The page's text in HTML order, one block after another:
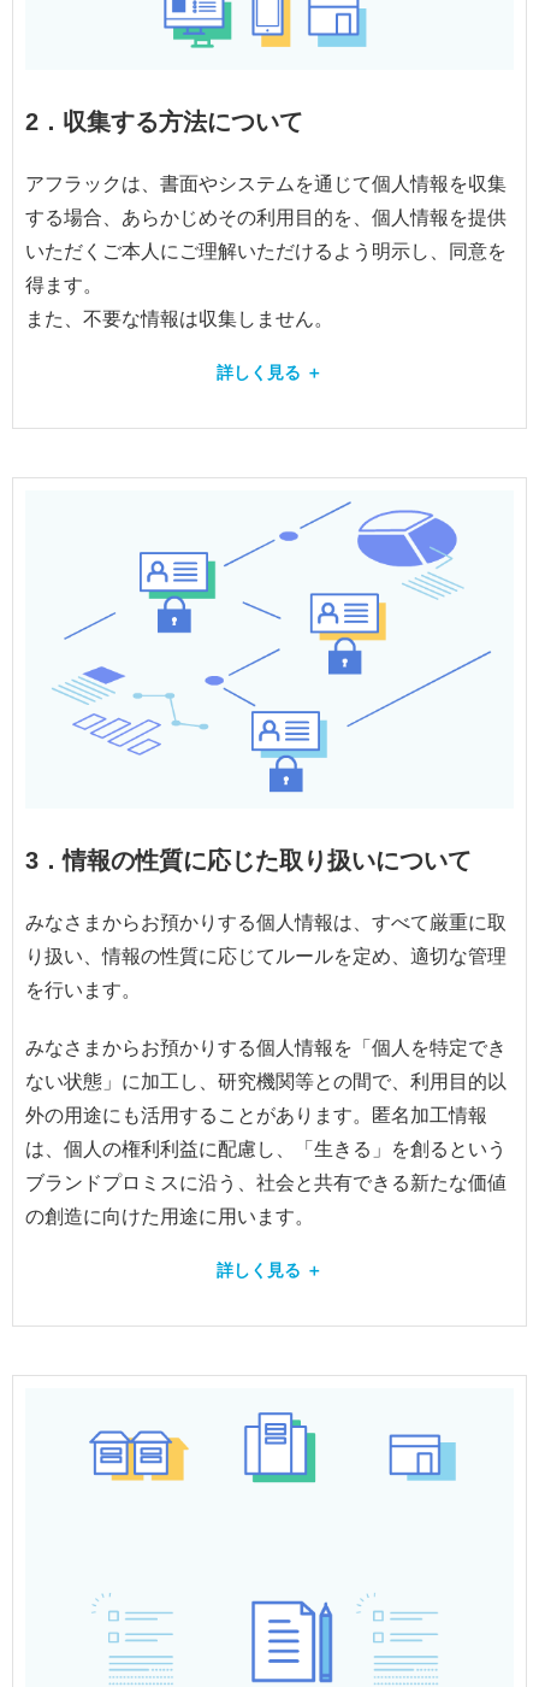
2．収集する方法について
アフラックは、書面やシステムを通じて個人情報を収集
する場合、あらかじめその利用目的を、個人情報を提供
いただくご本人にご理解いただけるよう明示し、同意を
得ます。
また、不要な情報は収集しません。
詳しく見る ＋
3．情報の性質に応じた取り扱いについて
みなさまからお預かりする個人情報は、すべて厳重に取
り扱い、情報の性質に応じてルールを定め、適切な管理
を行います。
みなさまからお預かりする個人情報を「個人を特定でき
ない状態」に加工し、研究機関等との間で、利用目的以
外の用途にも活用することがあります。匿名加工情報
は、個人の権利利益に配慮し、「生きる」を創るという
ブランドプロミスに沿う、社会と共有できる新たな価値
の創造に向けた用途に用います。
詳しく見る ＋